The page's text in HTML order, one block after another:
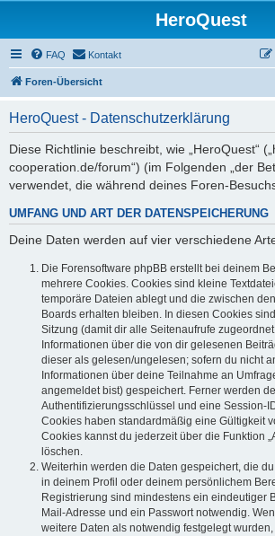
HeroQuest
FAQ Kontakt
Foren-Übersicht
HeroQuest - Datenschutzerklärung
Diese Richtlinie beschreibt, wie „HeroQuest“
cooperation.de/forum“) (im Folgenden „der
verwendet, die während deines Foren-
UMFANG UND ART DER DATENSPEICHERUNG
Deine Daten werden auf vier verschiedene
Die Forensoftware phpBB erstellt bei deinem
mehrere Cookies. Cookies sind kleine
temporäre Dateien ablegt und die zwischen
Boards erhalten bleiben. In diesen Cookies
Sitzung (damit dir alle Seitenaufrufe
Informationen über die von dir gelesenen
dieser als gelesen/ungelesen; sofern du nicht
Informationen über deine Teilnahme an
angemeldet bist) gespeichert. Ferner werden
Authentifizierungsschlüssel und eine Session-
Cookies haben standardmäßig eine Gültigkeit
Cookies kannst du jederzeit über die Funktion
löschen.
Weiterhin werden die Daten gespeichert, die
in deinem Profil oder deinem persönlichem
Registrierung sind mindestens ein eindeutiger
Mail-Adresse und ein Passwort notwendig.
weitere Daten als notwendig festgelegt